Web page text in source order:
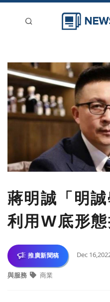
新聞稿分類
登入
刊登
蔣明誠「明
利用W底形
推廣新聞稿 Dec
與服務 商業